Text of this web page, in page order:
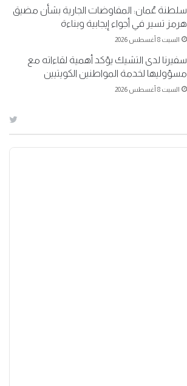
سلطنة عُمان: المفاوضات الجارية بشأن مضيق
هرمز تسير في أجواء إيجابية وبناءة
السبت 8 أغسطس 2026
سفيرنا لدى التشيك يؤكد أهمية لقاءاته مع
مسؤوليها لخدمة المواطنين الكويتيين
السبت 8 أغسطس 2026